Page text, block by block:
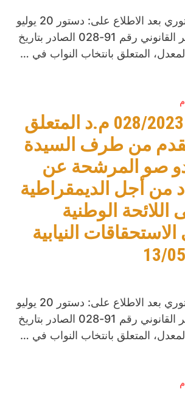
إن المجلس الدستوري بعد الاطلاع على: دستور 20 يوليو
1991 المراجع الأمر القانوني رقم 91-028 الصادر بتاريخ
القرار رقم 028/2023 م.د المتعلق
من طرف السيدة
صو المرشحة عن
من أجل الديمقراطية
اللائحة الوطنية
النيابية
إن المجلس الدستوري بعد الاطلاع على: دستور 20 يوليو
1991 المراجع الأمر القانوني رقم 91-028 الصادر بتاريخ